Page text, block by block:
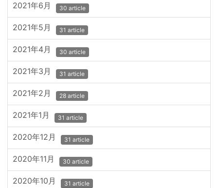
2021年6月 30 article
2021年5月 31 article
2021年4月 30 article
2021年3月 31 article
2021年2月 28 article
2021年1月 31 article
2020年12月 31 article
2020年11月 30 article
2020年10月 31 article